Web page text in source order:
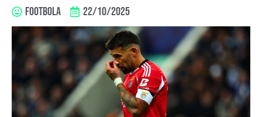
FOOTBOLA 22/10/2025